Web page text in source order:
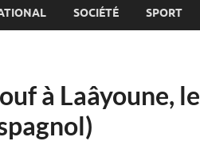
SOCIÉTÉ SPORT
à Laâyoune, le